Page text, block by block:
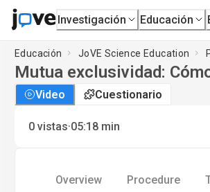
Investigación Educación
Educación JoVE Science Education
Mutua exclusividad:
Video Cuestionario
0 vistas·05:18 min
Overview Procedure